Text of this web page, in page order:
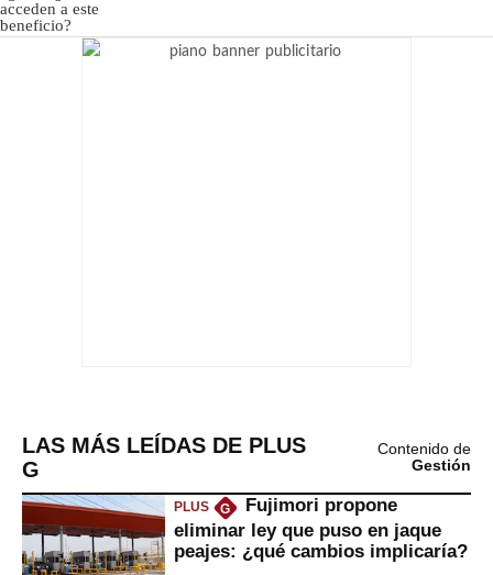
LAS MÁS LEÍDAS DE PLUS
G
Contenido de
Gestión
PLUS G
Fujimori propone
eliminar ley que puso en jaque
peajes: ¿qué cambios implicaría?